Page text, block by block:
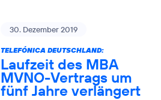
30. Dezember 2019
TELEFÓNICA DEUTSCHLAND:
Laufzeit des MBA
MVNO-Vertrags um
fünf Jahre verlängert